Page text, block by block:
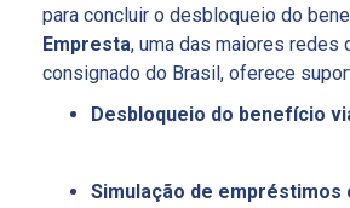
para concluir o desbloqueio do
Empresta, uma das maiores redes
consignado do Brasil, oferece
Desbloqueio do benefício
Simulação de empréstimos